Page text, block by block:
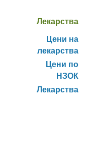
Лекарства
Цени на
лекарства
Цени по
НЗОК
Лекарства